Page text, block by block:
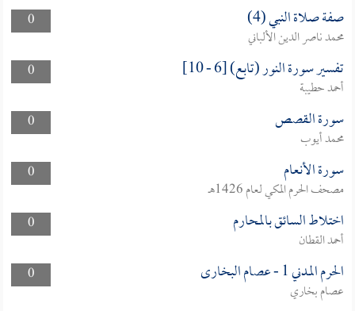
0 صفة صلاة النبي (4)
محمد ناصر الدين الألباني
0
تفسير سورة النور (تابع) [6 - 10]
أحمد حطيبة
0
سورة القصص
محمد أيوب
0
سورة الأنعام
مصحف الحرم المكي لعام 1426هـ
0
اختلاط السائق بالمحارم
أحمد القطان
0
الحرم المدني 1 - عصام البخارى
عصام بخاري